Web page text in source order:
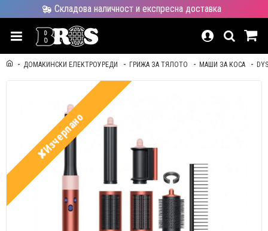
Складова наличност и експресна доставка
ДОМАКИНСКИ ЕЛЕКТРОУРЕДИ ГРИЖА ЗА ТЯЛОТО МАШИ ЗА КОСА
✘Изчерпано